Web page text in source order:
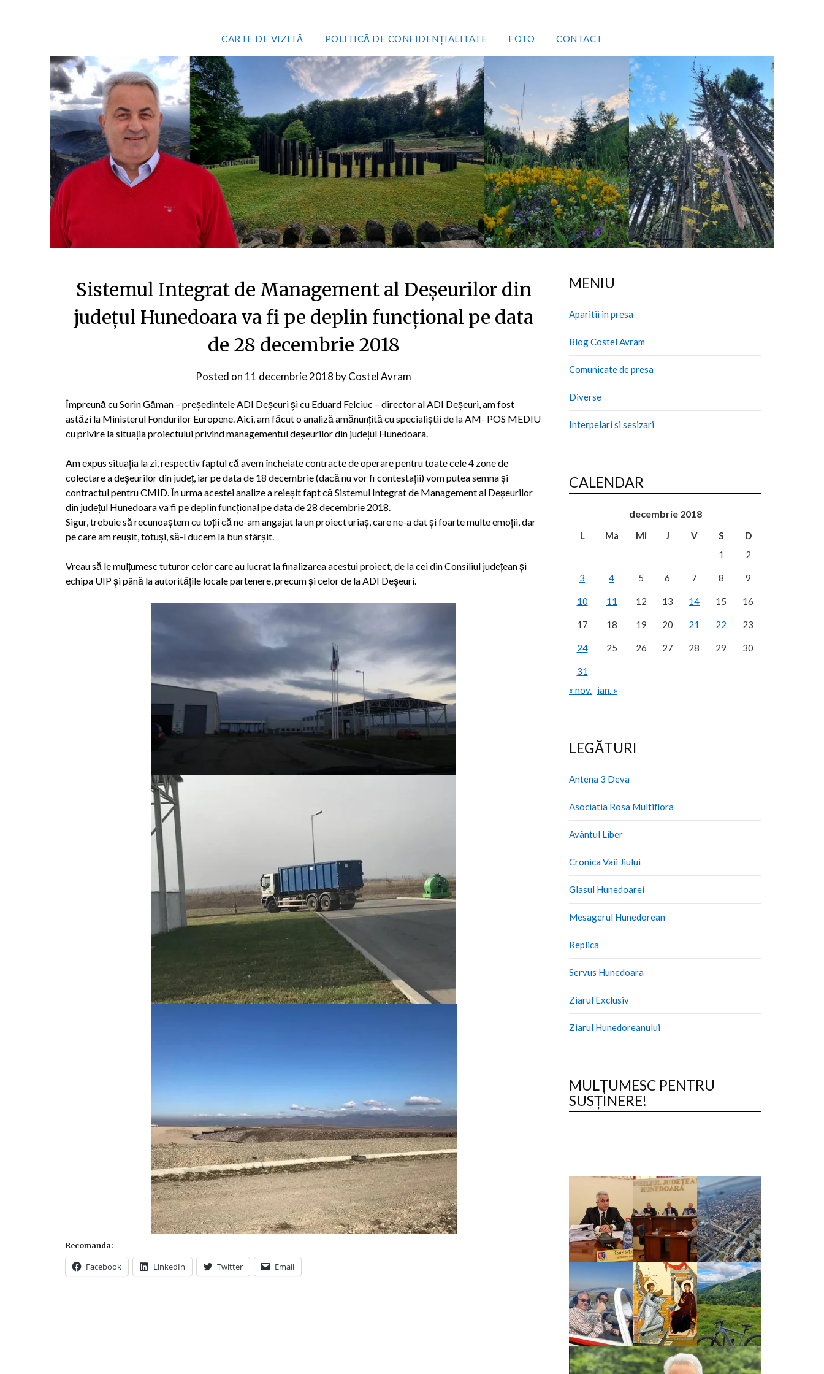
CARTE DE VIZITĂ POLITICĂ DE CONFIDENȚIALITATE FOTO CONTACT
Sistemul Integrat de Management al Deșeurilor din
județul Hunedoara va fi pe deplin funcțional pe data
de 28 decembrie 2018
Posted on 11 decembrie 2018 byCostel Avram
Împreună cu Sorin Găman – președintele ADI Deșeuri și cu Eduard Felciuc – director al ADI Deșeuri, am fost
astăzi la Ministerul Fondurilor Europene. Aici, am făcut o analiză amănunțită cu specialiștii de la AM- POS MEDIU
cu privire la situația proiectului privind managementul deșeurilor din județul Hunedoara.
Am expus situația la zi, respectiv faptul că avem încheiate contracte de operare pentru toate cele 4 zone de
colectare a deșeurilor din județ, iar pe data de 18 decembrie (dacă nu vor fi contestații) vom putea semna și
contractul pentru CMID. În urma acestei analize a reieșit fapt că Sistemul Integrat de Management al Deșeurilor
din județul Hunedoara va fi pe deplin funcțional pe data de 28 decembrie 2018.
Sigur, trebuie să recunoaștem cu toții că ne-am angajat la un proiect uriaș, care ne-a dat și foarte multe emoții, dar
pe care am reușit, totuși, să-l ducem la bun sfârșit.
Vreau să le mulțumesc tuturor celor care au lucrat la finalizarea acestui proiect, de la cei din Consiliul județean și
echipa UIP și până la autoritățile locale partenere, precum și celor de la ADI Deșeuri.
Recomanda:
Facebook LinkedIn Twitter Email
MENIU
Aparitii in presa
Blog Costel Avram
Comunicate de presa
Diverse
Interpelari si sesizari
CALENDAR
decembrie 2018
L Ma Mi J V S
D
1
2
3 4 5 6 7 8 9
10 11 12 13 14 15 16
17 18 19 20 21 22 23
24 25 26 27 28 29 30
31
« nov. ian. »
LEGĂTURI
Antena 3 Deva
Asociatia Rosa Multiflora
Avântul Liber
Cronica Vaii Jiului
Glasul Hunedoarei
Mesagerul Hunedorean
Replica
Servus Hunedoara
Ziarul Exclusiv
Ziarul Hunedoreanului
MULȚUMESC PENTRU
SUSȚINERE!